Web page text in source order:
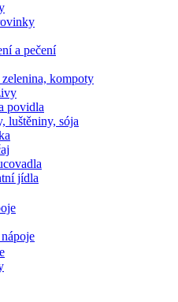
a pečení
kompoty
povidla
luštěniny, sója
jídla